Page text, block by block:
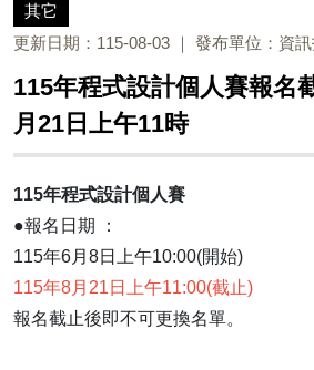
其它
更新日期：115-08-03
發布單位：資
115年程式設計個人賽報名
月21日上午11時
115年程式設計個人賽
●報名日期 ：
115年6月8日上午10:00(開始)
115年8月21日上午11:00(截止)
報名截止後即不可更換名單。